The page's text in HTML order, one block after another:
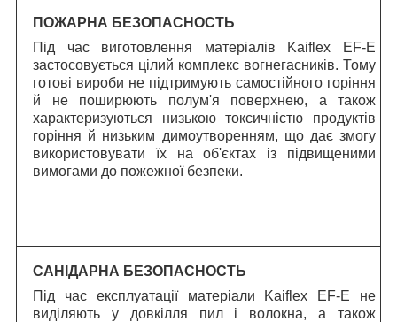
ПОЖАРНА БЕЗОПАСНОСТЬ
Під час виготовлення матеріалів Kaiflex EF-E
застосовується цілий комплекс вогнегасників. Тому
готові вироби не підтримують самостійного горіння
й не поширюють полум'я поверхнею, а також
характеризуються низькою токсичністю продуктів
горіння й низьким димоутворенням, що дає змогу
використовувати їх на об'єктах із підвищеними
вимогами до пожежної безпеки.
САНІДАРНА БЕЗОПАСНОСТЬ
Під час експлуатації матеріали Kaiflex EF-E не
виділяють у довкілля пил і волокна, а також